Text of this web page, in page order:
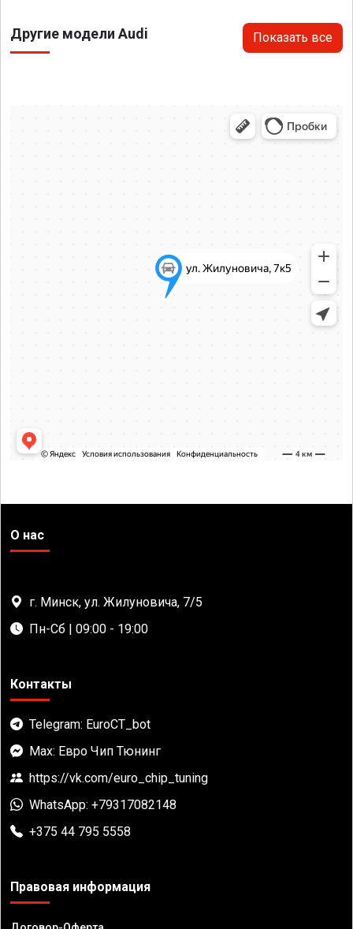
Другие модели Audi Показать все
О нас
г. Минск, ул. Жилуновича, 7/5
Пн-Сб | 09:00 - 19:00
Контакты
Telegram: EuroCT_bot
Max: Евро Чип Тюнинг
https://vk.com/euro_chip_tuning
WhatsApp: +79317082148
+375 44 795 5558
Правовая информация